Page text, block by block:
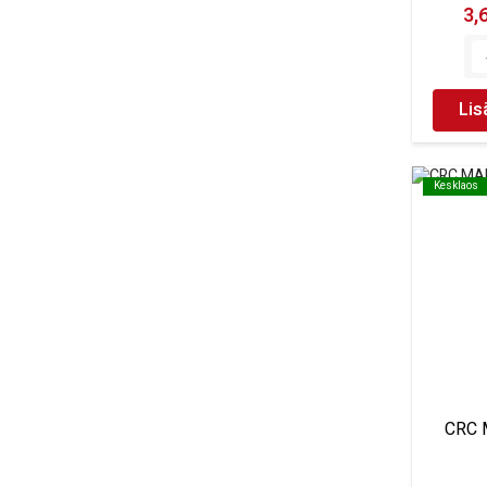
Kesklaos
Kesklaos
CRC